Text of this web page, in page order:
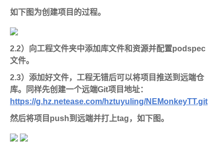
如下图为创建项目的过程。
2.2）向工程文件夹中添加库文件和资源并配置podspec
文件。
2.3）添加好文件，工程无错后可以将项目推送到远端仓
库。同样先创建一个远端Git项目地址：
https://g.hz.netease.com/hztuyuling/NEMonkeyTT.git
然后将项目push到远端并打上tag，如下图。